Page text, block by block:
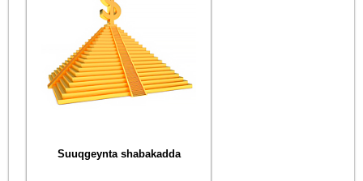
Suuqgeynta shabakadda